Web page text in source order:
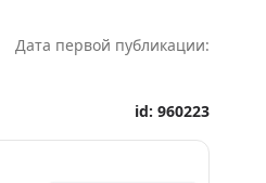
Дата первой публикации:
id: 960223